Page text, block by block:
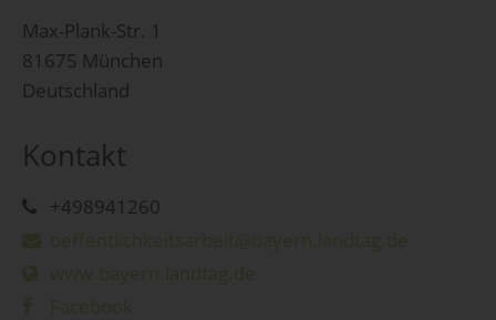
Max-Plank-Str. 1
81675 München
Deutschland
Kontakt
+498941260